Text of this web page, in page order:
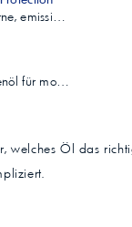
emissi…
für mo…
welches Öl das